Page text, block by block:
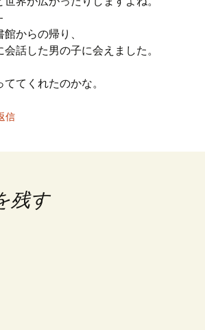
館からの帰り、
会話した男の子に会えました。
ててくれたのかな。
信
残す